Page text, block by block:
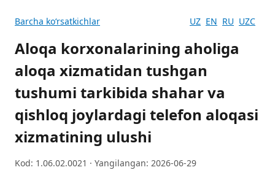
Barcha koʻrsatkichlar UZ EN RU UZC
Aloqa korxonalarining aholiga
aloqa xizmatidan tushgan
tushumi tarkibida shahar va
qishloq joylardagi telefon aloqasi
xizmatining ulushi
Kod: 1.06.02.0021 · Yangilangan: 2026-06-29